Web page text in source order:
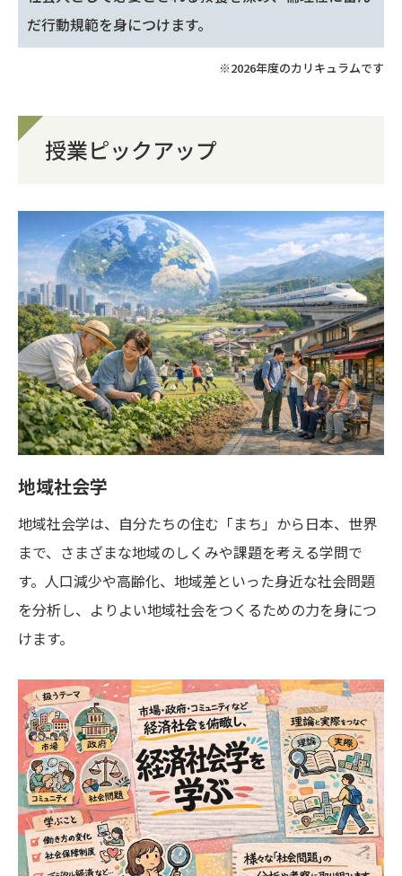
だ行動規範を身につけます。
※2026年度のカリキュラムです
授業ピックアップ
地域社会学
地域社会学は、自分たちの住む「まち」から日本、世界
まで、さまざまな地域のしくみや課題を考える学問で
す。人口減少や高齢化、地域差といった身近な社会問題
を分析し、よりよい地域社会をつくるための力を身につ
けます。